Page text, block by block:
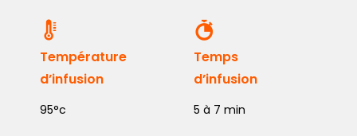
Température
d’infusion
95°c
Temps
d’infusion
5 à 7 min